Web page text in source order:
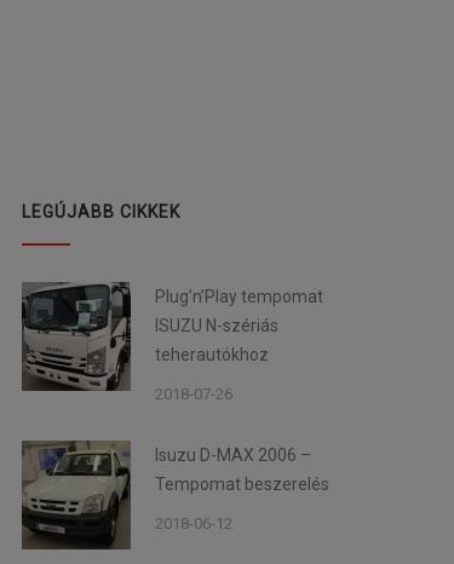
LEGÚJABB CIKKEK
Plug’n’Play tempomat
ISUZU N-szériás
teherautókhoz
2018-07-26
Isuzu D-MAX 2006 –
Tempomat beszerelés
2018-06-12